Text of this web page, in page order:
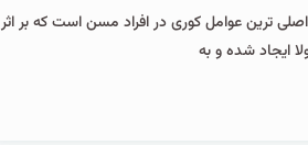
ترین عوامل کوری در افراد مسن است که بر اثر
ایجاد شده و به